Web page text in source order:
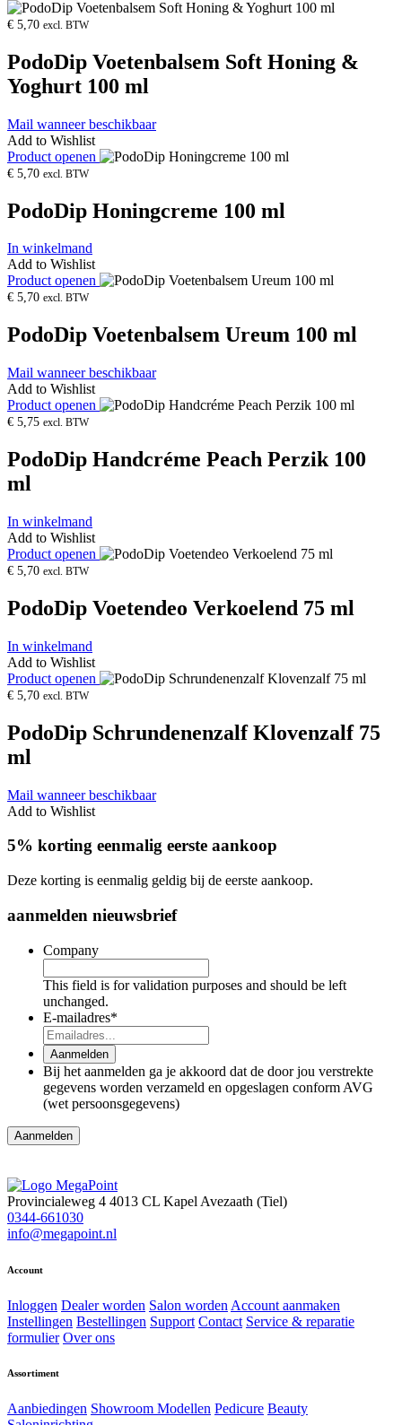
€ 5,70 excl. BTW
PodoDip Voetenbalsem Soft Honing &
Yoghurt 100 ml
Mail wanneer beschikbaar
Add to Wishlist
Product openen
€ 5,70 excl. BTW
PodoDip Honingcreme 100 ml
In winkelmand
Add to Wishlist
Product openen
€ 5,70 excl. BTW
PodoDip Voetenbalsem Ureum 100 ml
Mail wanneer beschikbaar
Add to Wishlist
Product openen
€ 5,75 excl. BTW
PodoDip Handcréme Peach Perzik 100
ml
In winkelmand
Add to Wishlist
Product openen
€ 5,70 excl. BTW
PodoDip Voetendeo Verkoelend 75 ml
In winkelmand
Add to Wishlist
Product openen
€ 5,70 excl. BTW
PodoDip Schrundenenzalf Klovenzalf 75
ml
Mail wanneer beschikbaar
Add to Wishlist
5% korting eenmalig eerste aankoop
Deze korting is eenmalig geldig bij de eerste aankoop.
aanmelden nieuwsbrief
Company
This field is for validation purposes and should be left
unchanged.
E-mailadres*
Aanmelden
Bij het aanmelden ga je akkoord dat de door jou verstrekte
gegevens worden verzameld en opgeslagen conform AVG
(wet persoonsgegevens)
Provincialeweg 4 4013 CL Kapel Avezaath (Tiel)
0344-661030
info@megapoint.nl
Account
Inloggen Dealer worden Salon worden Account aanmaken
Instellingen Bestellingen Support Contact Service & reparatie
formulier Over ons
Assortiment
Aanbiedingen Showroom Modellen Pedicure Beauty